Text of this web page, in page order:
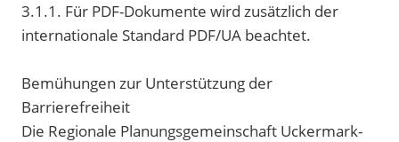
3.1.1. Für PDF-Dokumente wird zusätzlich der
internationale Standard PDF/UA beachtet.
Bemühungen zur Unterstützung der
Barrierefreiheit
Die Regionale Planungsgemeinschaft Uckermark-